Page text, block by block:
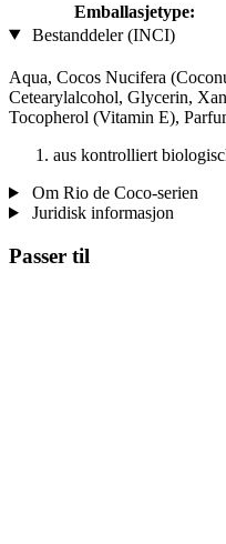
Emballasjetype:
Bestanddeler (INCI)
Aqua, Cocos Nucifera
Cetearylalcohol, Glycerin,
Tocopherol (Vitamin E),
aus kontrolliert
Om Rio de Coco-serien
Juridisk informasjon
Passer til